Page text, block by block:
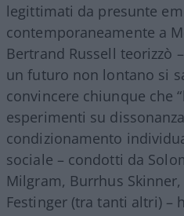
legittimati da presunte
contemporaneamente a
Bertrand Russell teorizzò
un futuro non lontano si
convincere chiunque che
esperimenti su
condizionamento
sociale – condotti da
Milgram, Burrhus
Festinger (tra tanti altri) –